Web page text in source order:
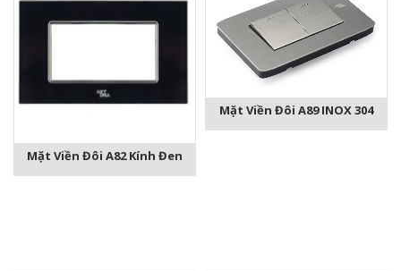
Mặt Viền Đôi A82 Kính Đen
Mặt Viền Đôi A89 INOX 304